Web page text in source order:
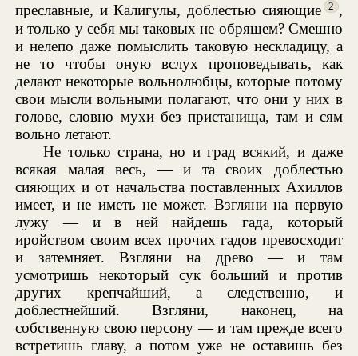
преславные, и Калигулы, доблестью сияющие
2 ,
и только у себя мы таковых не обрящем? Смешно
и нелепо даже помыслить таковую нескладицу, а
не то чтобы оную вслух проповедывать, как
делают некоторые вольнолюбцы, которые потому
свои мысли вольными полагают, что они у них в
голове, словно мухи без пристанища, там и сям
вольно летают.
Не только страна, но и град всякий, и даже
всякая малая весь, — и та своих доблестью
сияющих и от начальства поставленных Ахиллов
имеет, и не иметь не может. Взгляни на первую
лужу — и в ней найдешь гада, который
иройством своим всех прочих гадов превосходит
и затемняет. Взгляни на древо — и там
усмотришь некоторый сук больший и против
других крепчайший, а следственно, и
доблестнейший. Взгляни, наконец, на
собственную свою персону — и там прежде всего
встретишь главу, а потом уже не оставишь без